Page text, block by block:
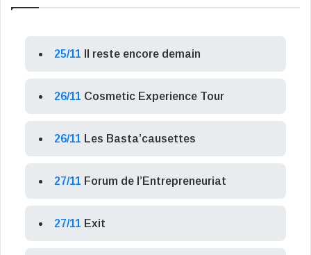
25/11 Il reste encore demain
26/11 Cosmetic Experience Tour
26/11 Les Basta’causettes
27/11 Forum de l’Entrepreneuriat
27/11 Exit